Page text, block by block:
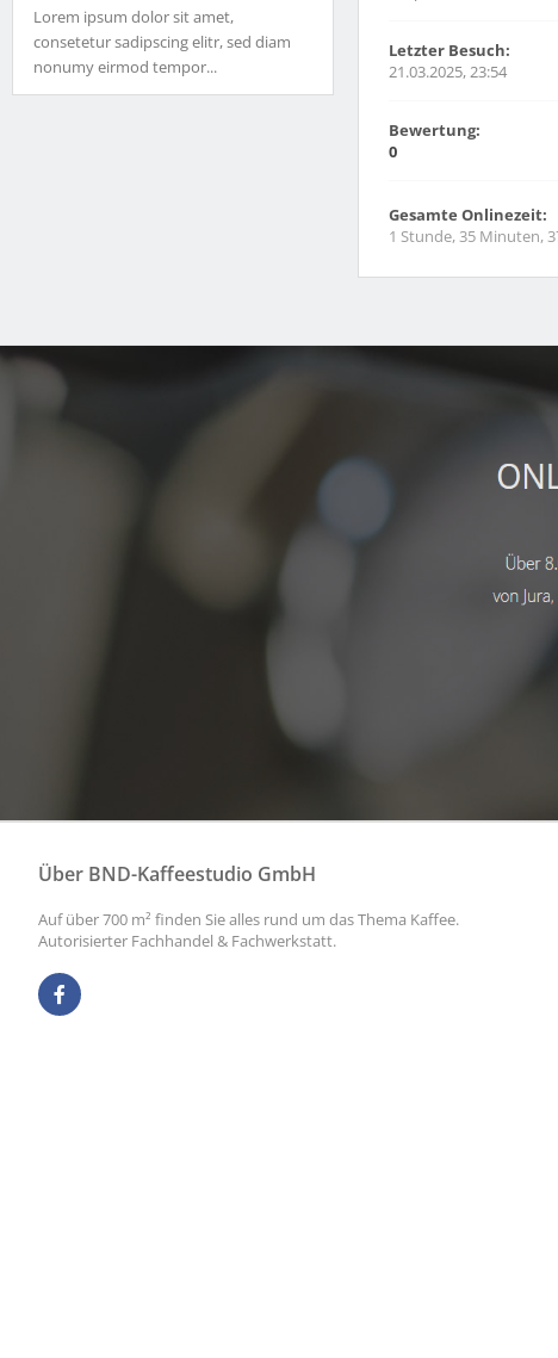
Lorem ipsum dolor sit amet,
consetetur sadipscing elitr, sed diam
nonumy eirmod tempor...
Letzter Besuch:
21.03.2025, 23:54
Bewertung:
0
Gesamte Onlinezeit:
1 Stunde, 35 Minuten,
Über BND-Kaffeestudio GmbH
Auf über 700 m² finden Sie alles rund um das Thema Kaffee.
Autorisierter Fachhandel & Fachwerkstatt.